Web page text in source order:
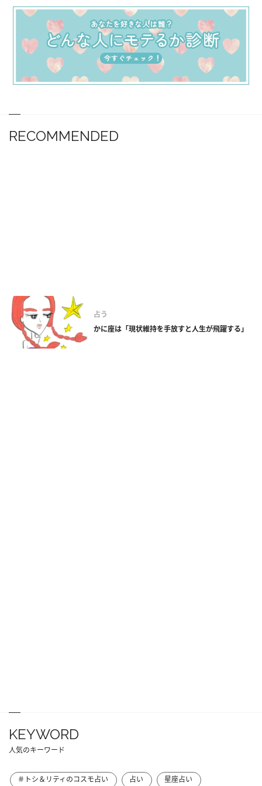
RECOMMENDED
占う
かに座は「現状維持を手放すと人生が飛躍する」
KEYWORD
人気のキーワード
＃トシ＆リティのコスモ占い 占い
星座占い